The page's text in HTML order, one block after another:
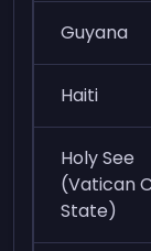
Guyana
Haiti
Holy See
(Vatican
State)